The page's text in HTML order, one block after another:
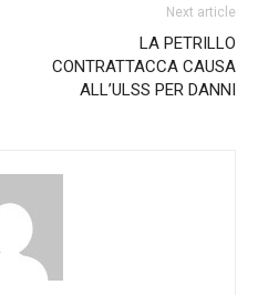
Next article
LA PETRILLO
CONTRATTACCA CAUSA
ALL’ULSS PER DANNI